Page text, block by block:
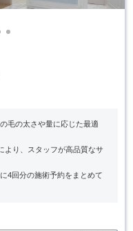
毛の太さや量に応じた最適
より、スタッフが高品質なサ
4回分の施術予約をまとめて